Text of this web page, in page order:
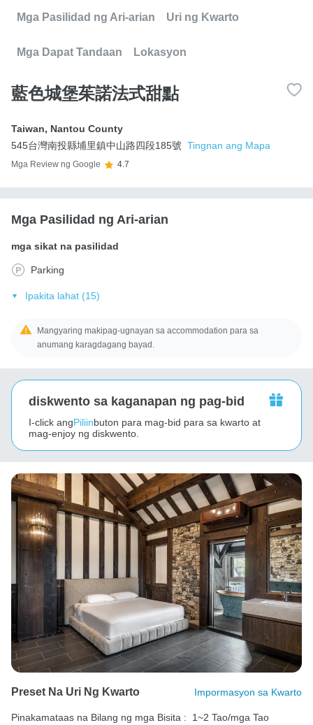
Mga Pasilidad ng Ari-arian Uri ng Kwarto
Mga Dapat Tandaan Lokasyon
藍色城堡茱諾法式甜點
Taiwan, Nantou County
545台灣南投縣埔里鎮中山路四段185號 Tingnan ang Mapa
Mga Review ng Google 4.7
Mga Pasilidad ng Ari-arian
mga sikat na pasilidad
Parking
Ipakita lahat (15)
Mangyaring makipag-ugnayan sa accommodation para sa
anumang karagdagang bayad.
diskwento sa kaganapan ng pag-bid
I-click angPiliinbuton para mag-bid para sa kwarto at
mag-enjoy ng diskwento.
Preset Na Uri Ng Kwarto Impormasyon sa Kwarto
Pinakamataas na Bilang ng mga Bisita :
1~2 Tao/mga Tao